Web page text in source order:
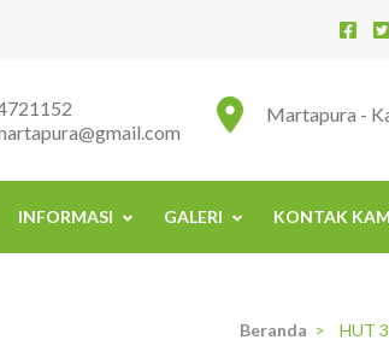
Martapura -
INFORMASI GALERI KONTAK
Beranda > HUT